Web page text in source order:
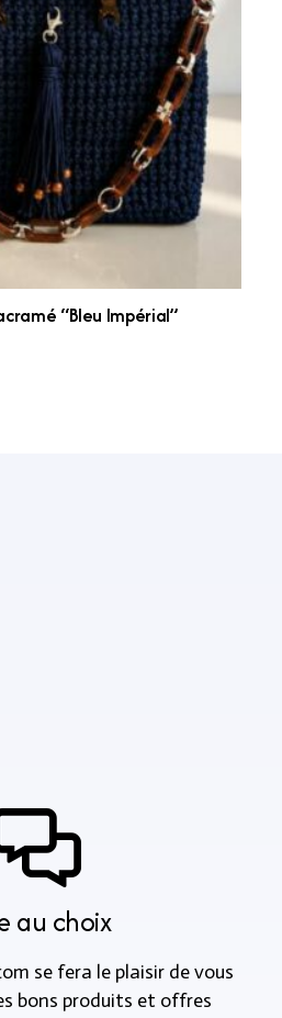
“Bleu Impérial”
au choix
se fera le plaisir de vous
bons produits et offres